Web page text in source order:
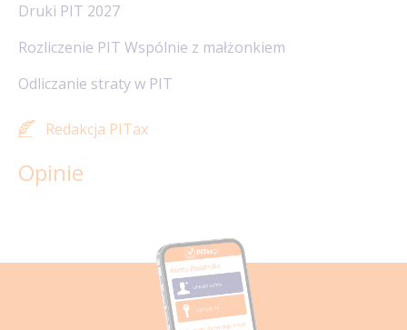
Druki PIT 2027
Rozliczenie PIT Wspólnie z małżonkiem
Odliczanie straty w PIT
Redakcja PITax
Opinie